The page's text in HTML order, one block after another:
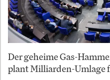
Der geheime Gas-
plant Milliarden-Umlage